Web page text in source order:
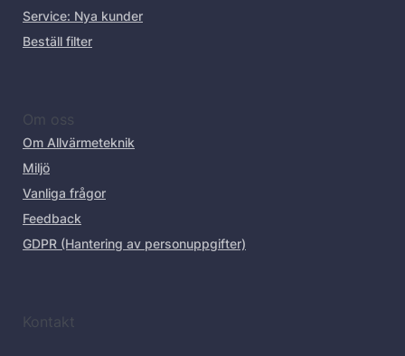
Service: Nya kunder
Beställ filter
Om oss
Om Allvärmeteknik
Miljö
Vanliga frågor
Feedback
GDPR (Hantering av personuppgifter)
Kontakt